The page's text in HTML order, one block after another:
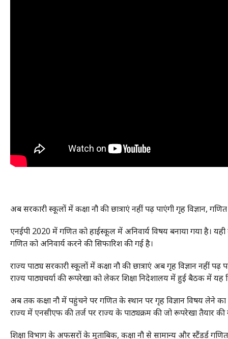
अब सरकारी स्कूलों में कक्षा नौ की छात्राएं नहीं पढ़ पाएंगी गृह विज्ञान,
एनईपी 2020 में गणित को हाईस्कूल में अनिवार्य विषय बनाया गया है।
गणित को अनिवार्य करने की सिफारिश की गई है।
राज्य पाठ्य सरकारी स्कूलों में कक्षा नौ की छात्राएं अब गृह विज्ञान नहीं
राज्य पाठ्यचर्या की रूपरेखा को लेकर शिक्षा निदेशालय में हुई बैठक में यह
अब तक कक्षा नौ में पहुंचने पर गणित के स्थान पर गृह विज्ञान विषय लेने
राज्य में एनसीएफ की तर्ज पर राज्य के पाठ्यक्रम की जो रूपरेखा तैयार
शिक्षा विभाग के अफसरों के मुताबिक, कक्षा नौ से सामान्य और स्टैंडर्ड